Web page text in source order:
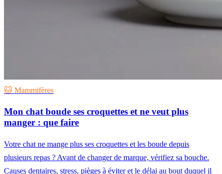
🐱 Mammifères
Mon chat boude ses croquettes et ne veut plus
manger : que faire
Votre chat ne mange plus ses croquettes et les boude depuis
plusieurs repas ? Avant de changer de marque, vérifiez sa bouche.
Causes dentaires, stress, pièges à éviter et le délai au bout duquel il